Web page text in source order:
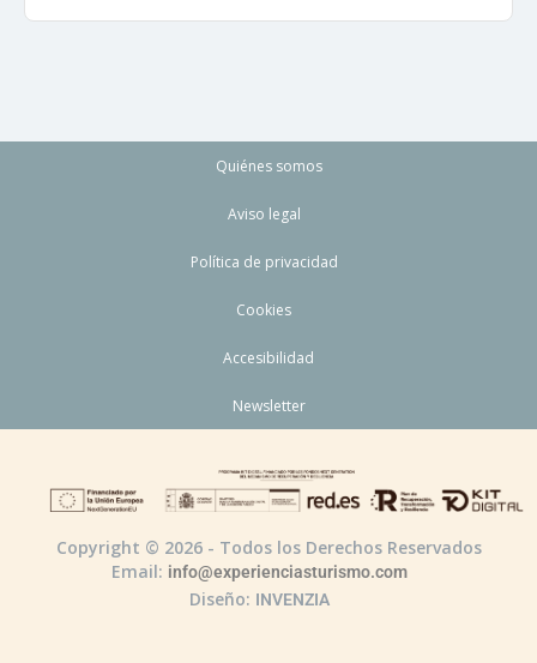
Quiénes somos
Aviso legal
Política de privacidad
Cookies
Accesibilidad
Newsletter
Copyright © 2026 - Todos los Derechos Reservados
Email: info@experienciasturismo.com
Diseño: INVENZIA